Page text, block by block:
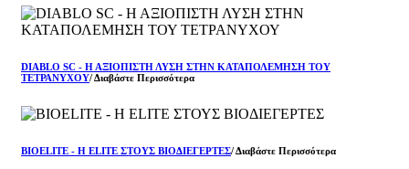
DIABLO SC - Η ΑΞΙΟΠΙΣΤΗ ΛΥΣΗ ΣΤΗΝ ΚΑΤΑΠΟΛΕΜΗΣΗ ΤΟΥ
ΤΕΤΡΑΝΥΧΟΥ/ Διαβάστε Περισσότερα
BIOELITE - H ELITE ΣΤΟΥΣ ΒΙΟΔΙΕΓEΡΤΕΣ/ Διαβάστε Περισσότερα